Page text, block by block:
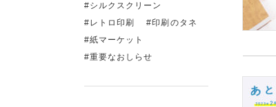
シルクスクリーン
レトロ印刷
印刷のタネ
紙マーケット
重要なおしらせ